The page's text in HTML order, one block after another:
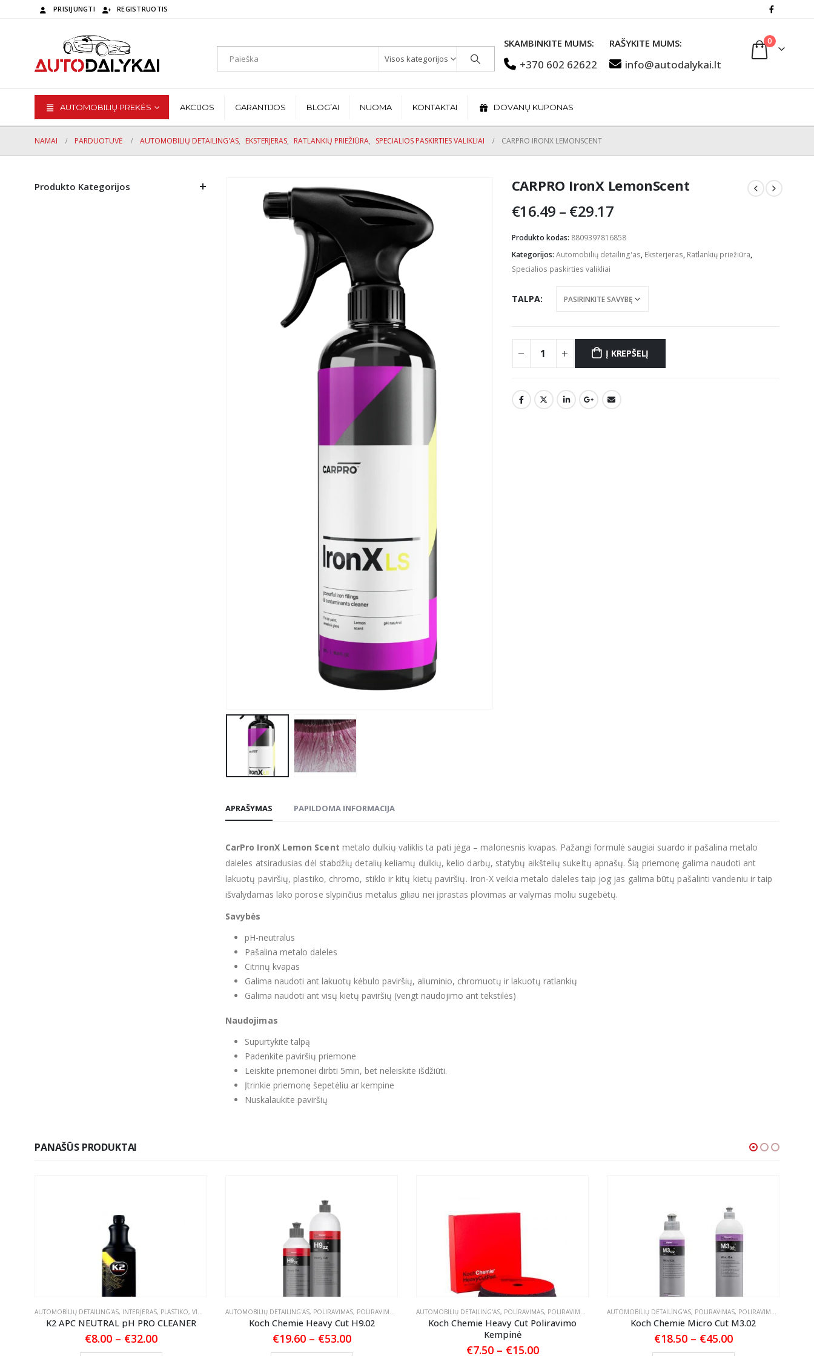
PRISIJUNGTI REGISTRUOTIS
Visos kategorijos
SKAMBINKITE MUMS:
+370 602 62622
RAŠYKITE MUMS:
info@autodalykai.lt
0
AUTOMOBILIŲ PREKĖS AKCIJOS GARANTIJOS BLOG’AI NUOMA KONTAKTAI DOVANŲ KUPONAS
NAMAI PARDUOTUVĖ AUTOMOBILIŲ DETAILING'AS, EKSTERJERAS, RATLANKIŲ PRIEŽIŪRA, SPECIALIOS PASKIRTIES VALIKLIAI CARPRO IRONX LEMONSCENT
CARPRO IronX LemonScent
€16.49 – €29.17Price
€16.49
through
Produkto kodas: 8809397816858
Kategorijos: Automobilių detailing'as, Eksterjeras, Ratlankių priežiūra,
Specialios paskirties valikliai
TALPA
Į KREPŠELĮ
APRAŠYMAS PAPILDOMA INFORMACIJA
CarPro IronX Lemon Scent metalo dulkių valiklis ta pati jėga – malonesnis kvapas. Pažangi formulė saugiai suardo ir pašalina metalo
daleles atsiradusias dėl stabdžių detalių keliamų dulkių, kelio darbų, statybų aikštelių sukeltų apnašų. Šią priemonę galima naudoti ant
lakuotų paviršių, plastiko, chromo, stiklo ir kitų kietų paviršių. Iron-X veikia metalo daleles taip jog jas galima būtų pašalinti vandeniu ir taip
išvalydamas lako porose slypinčius metalus giliau nei įprastas plovimas ar valymas moliu sugebėtų.
Savybės
pH-neutralus
Pašalina metalo daleles
Citrinų kvapas
Galima naudoti ant lakuotų kėbulo paviršių, aliuminio, chromuotų ir lakuotų ratlankių
Galima naudoti ant visų kietų paviršių (vengt naudojimo ant tekstilės)
Naudojimas
Supurtykite talpą
Padenkite paviršių priemone
Leiskite priemonei dirbti 5min, bet neleiskite išdžiūti.
Įtrinkie priemonę šepetėliu ar kempine
Nuskalaukite paviršių
Produkto Kategorijos
PANAŠŪS PRODUKTAI
AUTOMOBILIŲ DETAILING'AS, INTERJERAS, PLASTIKO, VINILO IR GUMOS VALYMAS ,TEKSTILĖS PRIEŽIŪRA
K2 APC NEUTRAL pH PRO CLEANER
€8.00 – €32.00Price
range:
This product has multiple variants. The options may be chosen on the product page
AUTOMOBILIŲ DETAILING'AS, POLIRAVIMAS, POLIRAVIMO PASTOS
Koch Chemie Heavy Cut H9.02
€19.60 – €53.00Price
range:
This product has multiple variants. The options may be chosen on the product page
AUTOMOBILIŲ DETAILING'AS, POLIRAVIMAS, POLIRAVIMO PADAI
Koch Chemie Heavy Cut Poliravimo
Kempinė
€7.50 – €15.00Price
AUTOMOBILIŲ DETAILING'AS, POLIRAVIMAS, POLIRAVIMO PASTOS
Koch Chemie Micro Cut M3.02
€18.50 – €45.00Price
range:
This product has multiple variants. The options may be chosen on the product page